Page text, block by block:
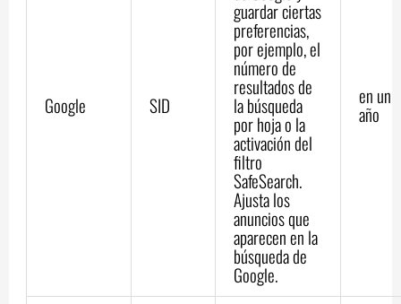
Google SID
guardar ciertas
preferencias,
por ejemplo, el
número de
resultados de
la búsqueda
por hoja o la
activación del
filtro
SafeSearch.
Ajusta los
anuncios que
aparecen en la
búsqueda de
Google.
en un
año